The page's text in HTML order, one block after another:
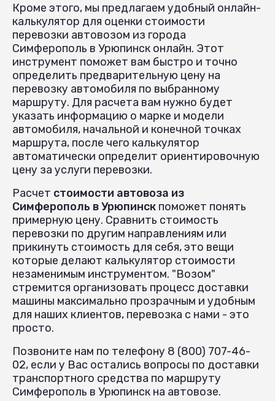
Кроме этого, мы предлагаем удобный онлайн-
калькулятор для оценки стоимости
перевозки автовозом из города
Симферополь в Урюпинск онлайн. Этот
инструмент поможет вам быстро и точно
определить предварительную цену на
перевозку автомобиля по выбранному
маршруту. Для расчета вам нужно будет
указать информацию о марке и модели
автомобиля, начальной и конечной точках
маршрута, после чего калькулятор
автоматически определит ориентировочную
цену за услуги перевозки.
Расчет стоимости автовоза из
Симферополь в Урюпинск поможет понять
примерную цену. Сравнить стоимость
перевозки по другим направлениям или
прикинуть стоимость для себя, это вещи
которые делают калькулятор стоимости
незаменимым инструментом. "Возом"
стремится организовать процесс доставки
машины максимально прозрачным и удобным
для наших клиентов, перевозка с нами - это
просто.
Позвоните нам по телефону 8 (800) 707-46-
02, если у Вас остались вопросы по доставки
транспортного средства по маршруту
Симферополь в Урюпинск на автовозе.